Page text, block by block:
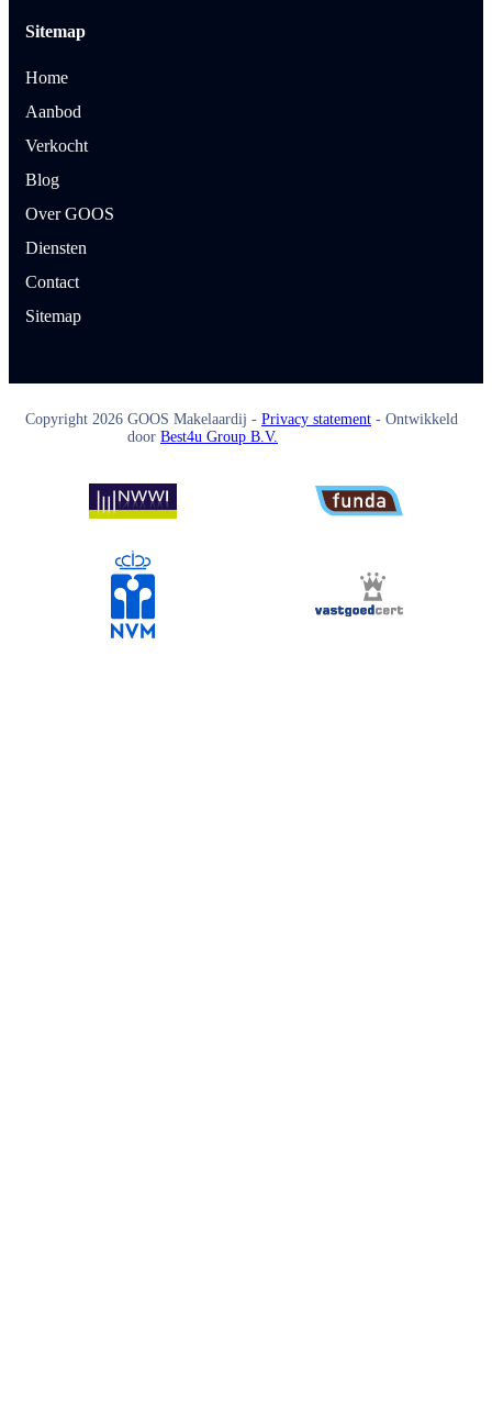
Sitemap
Home
Aanbod
Verkocht
Blog
Over GOOS
Diensten
Contact
Sitemap
Copyright 2026 GOOS Makelaardij - Privacy statement - Ontwikkeld
door Best4u Group B.V.